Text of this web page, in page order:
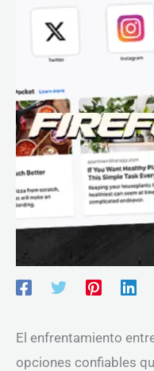
El enfrentamiento
opciones confiables